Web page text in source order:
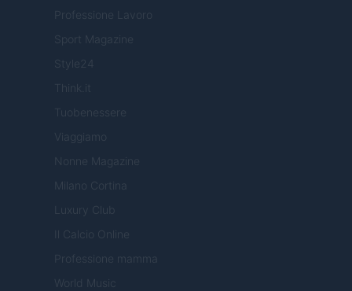
Professione Lavoro
Sport Magazine
Style24
Think.it
Tuobenessere
Viaggiamo
Nonne Magazine
Milano Cortina
Luxury Club
Il Calcio Online
Professione mamma
World Music